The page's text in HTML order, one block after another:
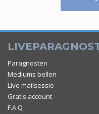
Paragnosten
Mediums bellen
Live mailsessie
Gratis account
F.A.Q